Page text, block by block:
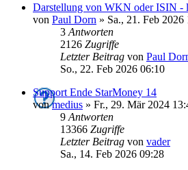
Darstellung von WKN oder ISIN -
von Paul Dorn » Sa., 21. Feb 2026
3 Antworten
2126 Zugriffe
Letzter Beitrag von Paul
So., 22. Feb 2026 06:10
Support Ende StarMoney 14
vonmedius » Fr., 29. Mär 2024
9 Antworten
13366 Zugriffe
Letzter Beitrag von vader
Sa., 14. Feb 2026 09:28